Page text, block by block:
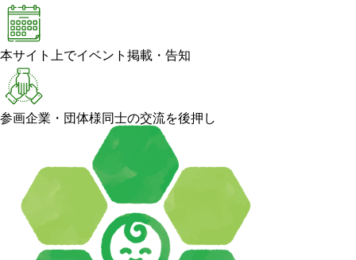
本サイト上でイベント掲載・告知
参画企業・団体様同士の交流を後押し